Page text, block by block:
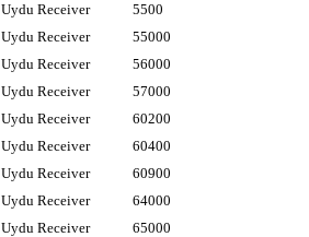
Uydu Receiver
5500
Uydu Receiver
55000
Uydu Receiver
56000
Uydu Receiver
57000
Uydu Receiver
60200
Uydu Receiver
60400
Uydu Receiver
60900
Uydu Receiver
64000
Uydu Receiver
65000